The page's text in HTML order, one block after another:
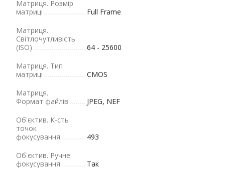
Матриця. Розмір
матриці
Full Frame
Матриця.
Світлочутливість
(ISO)
64 - 25600
Матриця. Тип
матриці
CMOS
Матриця.
Формат файлів
JPEG, NEF
Об'єктив. К-сть
точок
фокусування
493
Об'єктив. Ручне
фокусування
Так